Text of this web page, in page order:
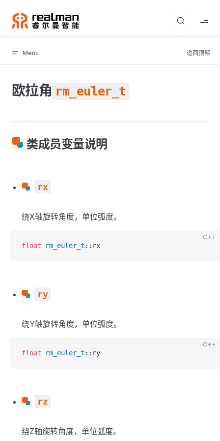
Skip to content
Menu 返回顶部
欧拉角 rm_euler_t
类成员变量说明
rx
绕X轴旋转角度，单位弧度。
C++
float rm_euler_t ::rx
ry
绕Y轴旋转角度，单位弧度。
C++
float rm_euler_t ::ry
rz
绕Z轴旋转角度，单位弧度。